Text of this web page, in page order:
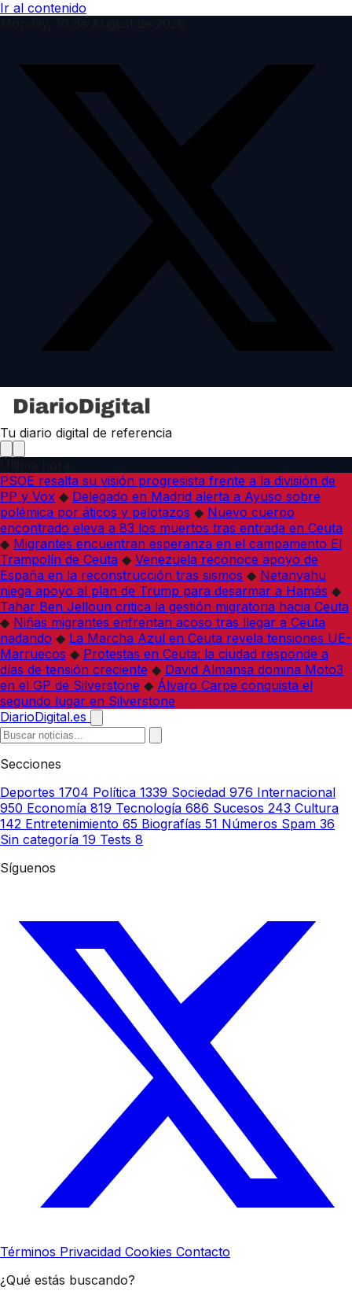
Ir al contenido
Tu diario digital de referencia
PSOE resalta su visión progresista frente a la división de
PP y Vox ◆ Delegado en Madrid alerta a Ayuso sobre
polémica por áticos y pelotazos ◆ Nuevo cuerpo
encontrado eleva a 83 los muertos tras entrada en Ceuta
◆ Migrantes encuentran esperanza en el campamento El
Trampolín de Ceuta ◆ Venezuela reconoce apoyo de
España en la reconstrucción tras sismos ◆ Netanyahu
niega apoyo al plan de Trump para desarmar a Hamás ◆
Tahar Ben Jelloun critica la gestión migratoria hacia Ceuta
◆ Niñas migrantes enfrentan acoso tras llegar a Ceuta
nadando ◆ La Marcha Azul en Ceuta revela tensiones UE-
Marruecos ◆ Protestas en Ceuta: la ciudad responde a
días de tensión creciente ◆ David Almansa domina Moto3
en el GP de Silverstone ◆ Álvaro Carpe conquista el
segundo lugar en Silverstone
DiarioDigital.es
Secciones
Deportes 1704 Política 1339 Sociedad 976 Internacional
950 Economía 819 Tecnología 686 Sucesos 243 Cultura
142 Entretenimiento 65 Biografías 51 Números Spam 36
Sin categoría 19 Tests 8
Síguenos
Términos Privacidad Cookies Contacto
¿Qué estás buscando?